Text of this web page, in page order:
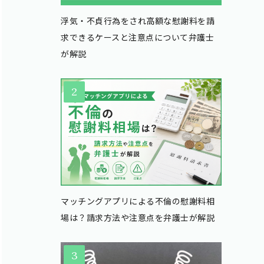
浮気・不貞行為をされ高額な慰謝料を請
求できるケースと注意点について弁護士
が解説
マッチングアプリによる不倫の慰謝料相
場は？請求方法や注意点を弁護士が解説